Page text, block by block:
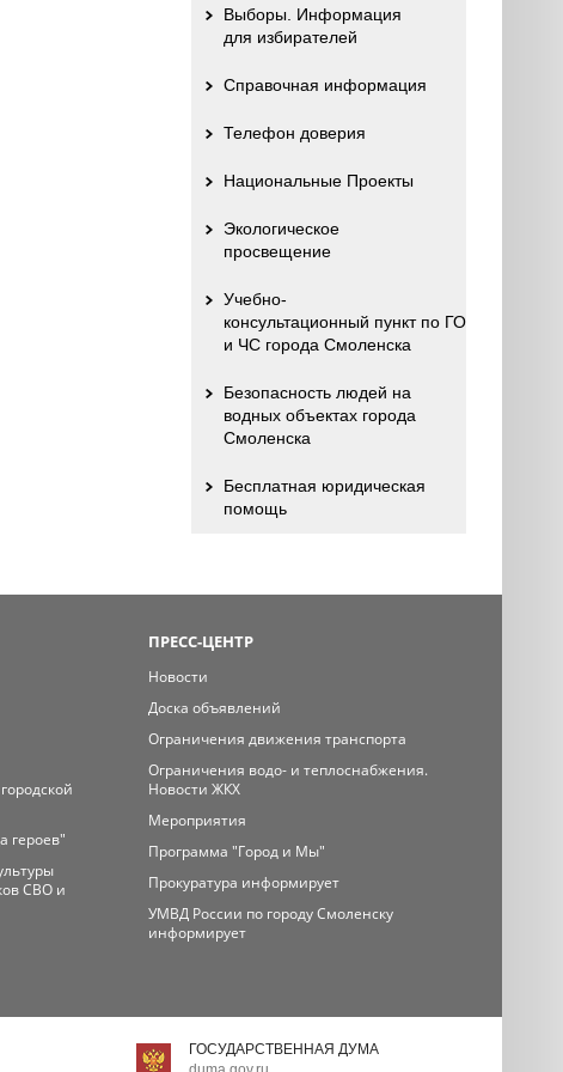
Выборы. Информация
для избирателей
Справочная информация
Телефон доверия
Национальные Проекты
Экологическое
просвещение
Учебно-
консультационный пункт по ГО
и ЧС города Смоленска
Безопасность людей на
водных объектах города
Смоленска
Бесплатная юридическая
помощь
героев"
СВО и
ПРЕСС-ЦЕНТР
Новости
Доска объявлений
Ограничения движения транспорта
Ограничения водо- и теплоснабжения.
Новости ЖКХ
Мероприятия
Программа "Город и Мы"
Прокуратура информирует
УМВД России по городу Смоленску
информирует
ГОСУДАРСТВЕННАЯ ДУМА